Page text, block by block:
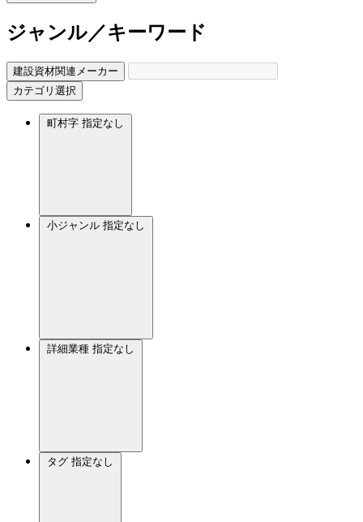
ジャンル／キーワード
建設資材関連メーカー
カテゴリ選択
町村字 指定なし
小ジャンル 指定なし
詳細業種 指定なし
タグ 指定なし